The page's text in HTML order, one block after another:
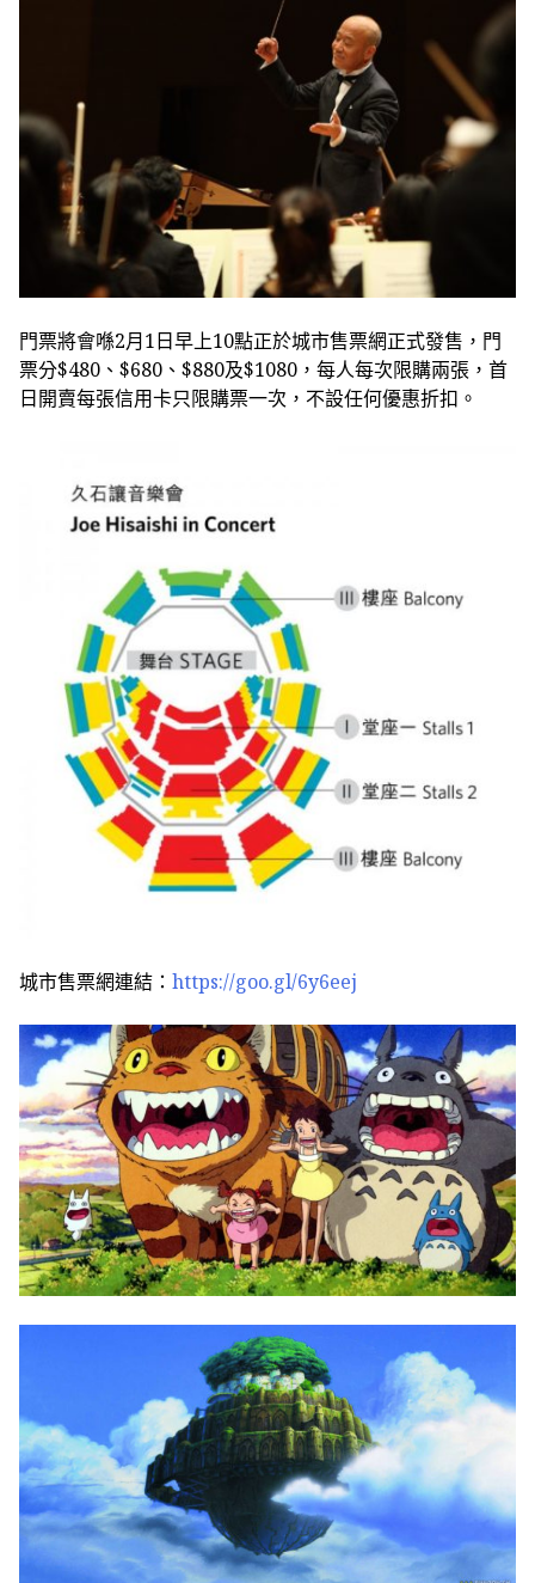
門票將會喺2月1日早上10點正於城市售票網正式發售，門
票分$480、$680、$880及$1080，每人每次限購兩張，首
日開賣每張信用卡只限購票一次，不設任何優惠折扣。
城市售票網連結： https://goo.gl/6y6eej